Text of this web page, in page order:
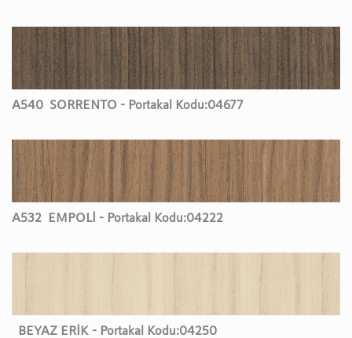
A540 SORRENTO - Portakal Kodu:04677
A532 EMPOLİ - Portakal Kodu:04222
BEYAZ ERİK - Portakal Kodu:04250